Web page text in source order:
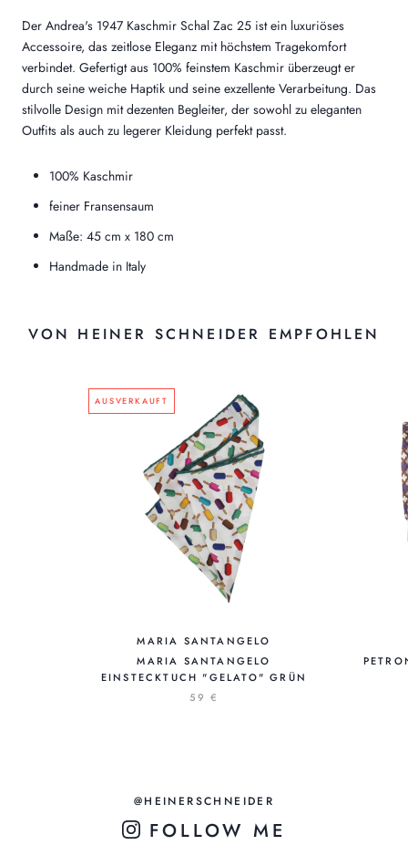
Der Andrea's 1947 Kaschmir Schal Zac 25 ist ein luxuriöses
Accessoire, das zeitlose Eleganz mit höchstem Tragekomfort
verbindet. Gefertigt aus 100% feinstem Kaschmir überzeugt er
durch seine weiche Haptik und seine exzellente Verarbeitung. Das
stilvolle Design mit dezenten Begleiter, der sowohl zu eleganten
Outfits als auch zu legerer Kleidung perfekt passt.
100% Kaschmir
feiner Fransensaum
Maße: 45 cm x 180 cm
Handmade in Italy
VON HEINER SCHNEIDER EMPFOHLEN
AUSVERKAUFT
MARIA SANTANGELO
MARIA SANTANGELO
EINSTECKTUCH "GELATO" GRÜN
59 €
@HEINERSCHNEIDER
FOLLOW ME